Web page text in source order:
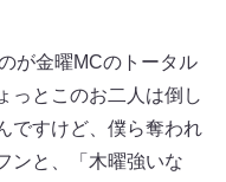
が金曜MCのトータル
っとこのお二人は倒し
ですけど、僕ら奪われ
と、「木曜強いな